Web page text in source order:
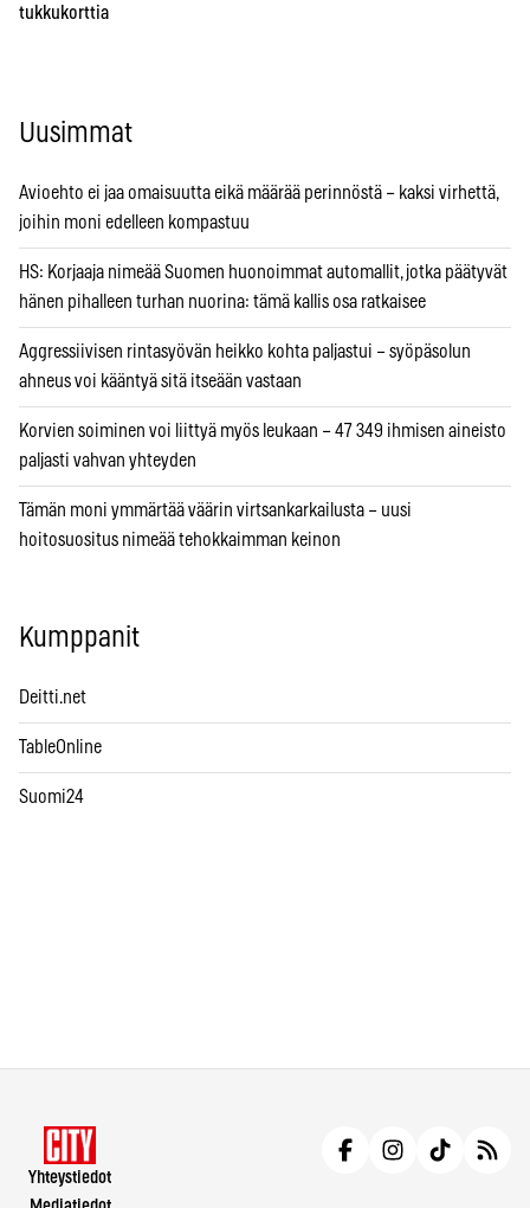
tukkukorttia
Uusimmat
Avioehto ei jaa omaisuutta eikä määrää perinnöstä – kaksi virhettä,
joihin moni edelleen kompastuu
HS: Korjaaja nimeää Suomen huonoimmat automallit, jotka päätyvät
hänen pihalleen turhan nuorina: tämä kallis osa ratkaisee
Aggressiivisen rintasyövän heikko kohta paljastui – syöpäsolun
ahneus voi kääntyä sitä itseään vastaan
Korvien soiminen voi liittyä myös leukaan – 47 349 ihmisen aineisto
paljasti vahvan yhteyden
Tämän moni ymmärtää väärin virtsankarkailusta – uusi
hoitosuositus nimeää tehokkaimman keinon
Kumppanit
Deitti.net
TableOnline
Suomi24
Yhteystiedot